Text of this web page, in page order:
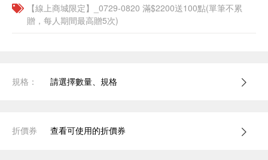
【線上商城限定】_0729-0820 滿$2200送100點(單筆不累
贈，每人期間最高贈5次)
規格： 請選擇數量、規格
折價券 查看可使用的折價券